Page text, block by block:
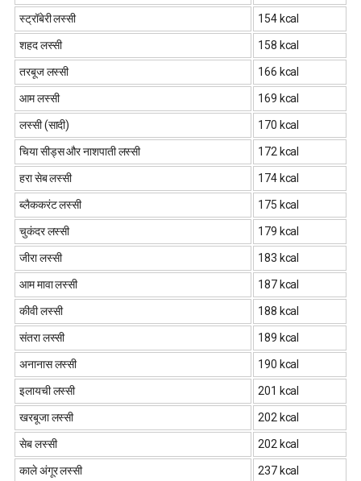
स्ट्रॉबेरी लस्सी 154 kcal
शहद लस्सी 158 kcal
तरबूज लस्सी 166 kcal
आम लस्सी 169 kcal
लस्सी (सादी) 170 kcal
चिया सीड्स और नाशपाती लस्सी 172 kcal
हरा सेब लस्सी 174 kcal
ब्लैककरंट लस्सी 175 kcal
चुकंदर लस्सी 179 kcal
जीरा लस्सी 183 kcal
आम मावा लस्सी 187 kcal
कीवी लस्सी 188 kcal
संतरा लस्सी 189 kcal
अनानास लस्सी 190 kcal
इलायची लस्सी 201 kcal
खरबूजा लस्सी 202 kcal
सेब लस्सी 202 kcal
काले अंगूर लस्सी 237 kcal